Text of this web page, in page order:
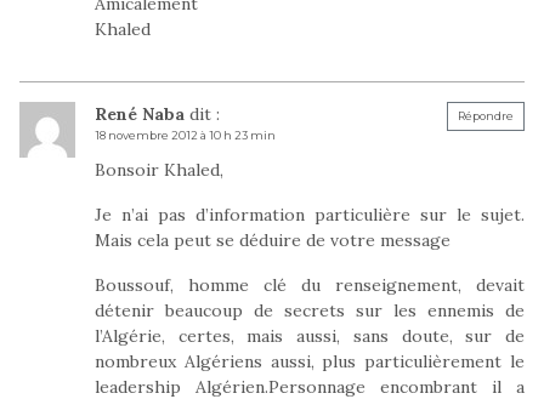
Khaled
René Naba dit :
18 novembre 2012 à 10 h 23 min
Bonsoir Khaled,
Je n’ai pas d’information particulière sur le sujet.
Mais cela peut se déduire de votre message
Boussouf, homme clé du renseignement, devait
détenir beaucoup de secrets sur les ennemis de
l’Algérie, certes, mais aussi, sans doute, sur de
nombreux Algériens aussi, plus particulièrement le
leadership Algérien.Personnage encombrant il a
Répondre